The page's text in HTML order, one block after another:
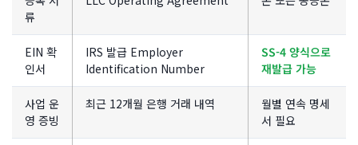
류
EIN 확
인서
IRS 발급 Employer
Identification Number
SS-4 양식으로
재발급 가능
사업 운
영 증빙
최근 12개월 은행 거래 내역
월별 연속 명세
서 필요